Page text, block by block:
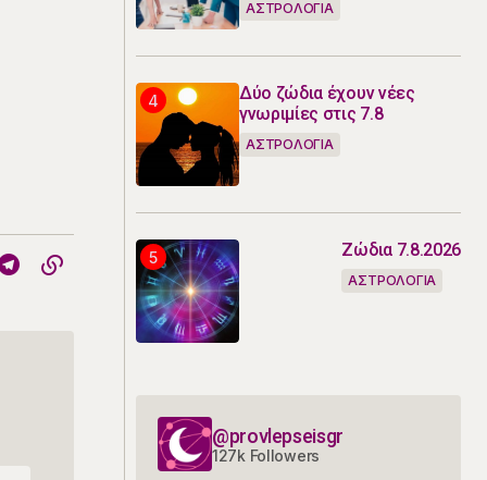
ΑΣΤΡΟΛΟΓΙΑ
Δύο ζώδια έχουν νέες
γνωριμίες στις 7.8
ΑΣΤΡΟΛΟΓΙΑ
Ζώδια 7.8.2026
ΑΣΤΡΟΛΟΓΙΑ
@provlepseisgr
127k Followers